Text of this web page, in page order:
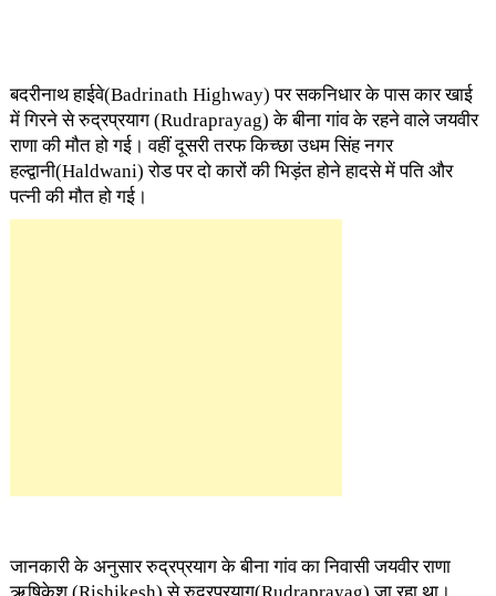
बदरीनाथ हाईवे(Badrinath Highway) पर सकनिधार के पास कार खाई
में गिरने से रुद्रप्रयाग (Rudraprayag) के बीना गांव के रहने वाले जयवीर
राणा की मौत हो गई। वहीं दूसरी तरफ किच्छा उधम सिंह नगर
हल्द्वानी(Haldwani) रोड पर दो कारों की भिड़ंत होने हादसे में पति और
पत्नी की मौत हो गई।
जानकारी के अनुसार रुद्रप्रयाग के बीना गांव का निवासी जयवीर राणा
ऋषिकेश (Rishikesh) से रुद्रप्रयाग(Rudraprayag) जा रहा था।